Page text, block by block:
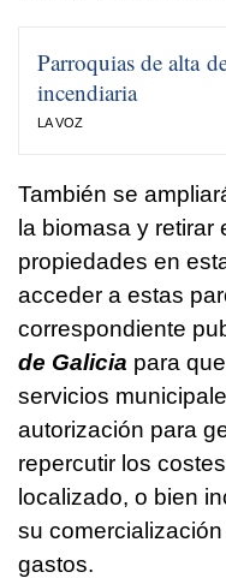
Parroquias de alta
incendiaria
LA VOZ
También se
la biomasa y retirar
propiedades en
acceder a estas
correspondiente
de Galicia para
servicios
autorización para
repercutir los
localizado, o bien
su
gastos.